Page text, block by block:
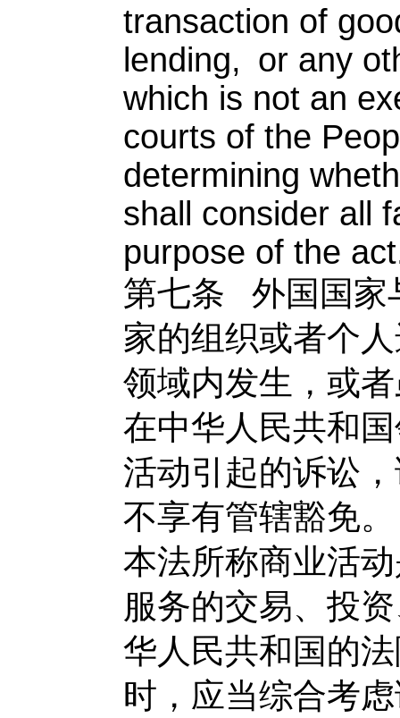
transaction of
lending, or any
which is not an
courts of the
determining
shall consider all
purpose of the
第七条
外国国家
家的组织或者个
领域内发生，或
在中华人民共和
活动引起的诉讼
不享有管辖豁免。
本法所称商业活
服务的交易、投
华人民共和国的
时，应当综合考